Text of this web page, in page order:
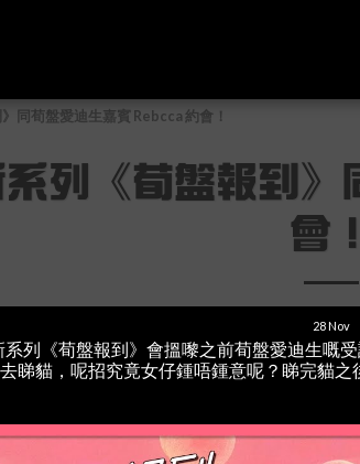
同荀盤愛迪生嘉賓 Rebcca 約會！
列《荀盤報到》
會！
28Nov
系列《荀盤報到》會搵嚟之前荀盤愛迪生嘅
去睇貓，呢招究竟女仔鍾唔鍾意呢？睇完貓